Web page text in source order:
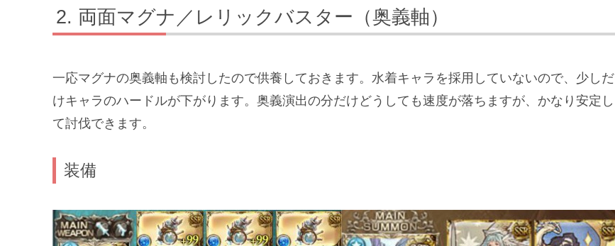
両面マグナ／レリックバスター（奥義軸）
一応マグナの奥義軸も検討したので供養しておきます。水着キャラを採用していないので、少しだ
けキャラのハードルが下がります。奥義演出の分だけどうしても速度が落ちますが、かなり安定し
て討伐できます。
装備